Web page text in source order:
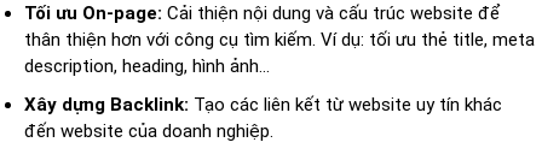
Tối ưu On-page: Cải thiện nội dung và cấu trúc website để
thân thiện hơn với công cụ tìm kiếm. Ví dụ: tối ưu thẻ title, meta
description, heading, hình ảnh…
Xây dựng Backlink: Tạo các liên kết từ website uy tín khác
đến website của doanh nghiệp.